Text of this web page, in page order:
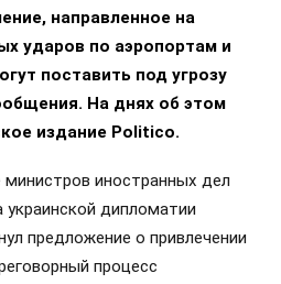
направленное на
ударов по аэропортам и
поставить под угрозу
На днях об этом
издание Politico.
иностранных дел
украинской дипломатии
предложение о привлечении
процесс